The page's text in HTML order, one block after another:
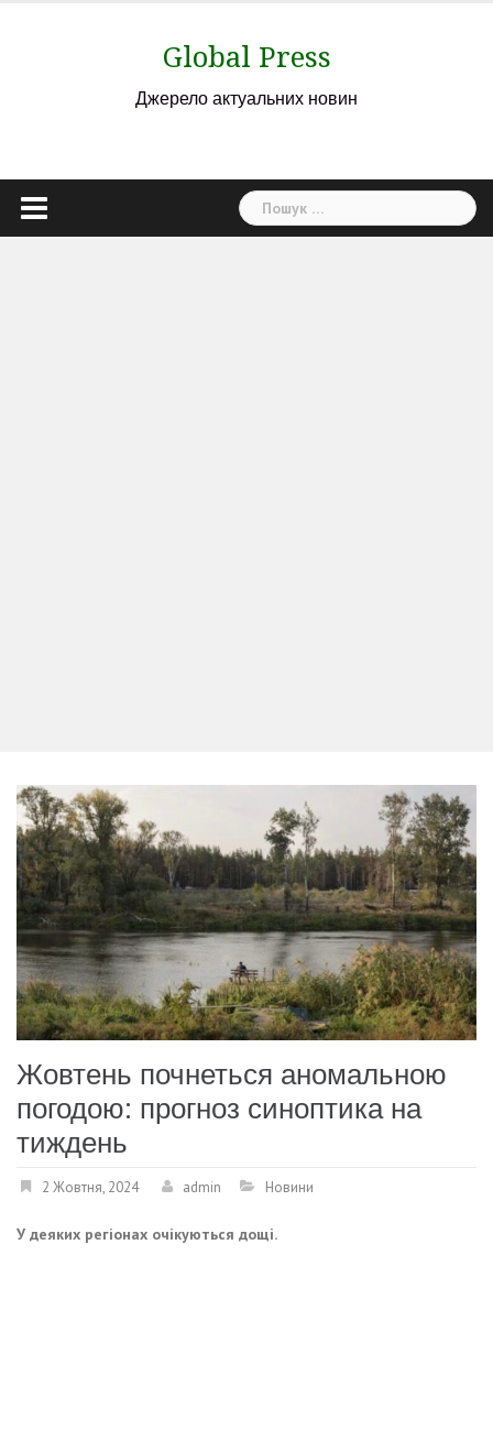
Global Press
Джерело актуальних новин
Пошук:
Жовтень почнеться аномальною
погодою: прогноз синоптика на
тиждень
2 Жовтня, 2024 admin Новини
У деяких регіонах очікуються дощі.